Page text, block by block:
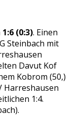
(0:3). Einen
Steinbach mit
Davut Kof
Kobrom (50,)
Harreshausen
1:4.